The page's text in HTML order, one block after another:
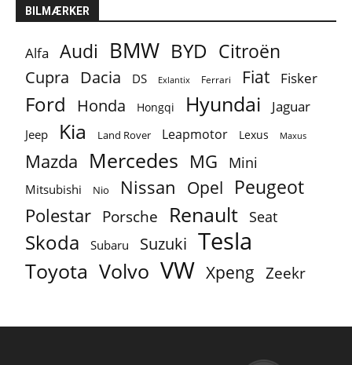
BILMÆRKER
Alfa Audi BMW BYD Citroën
Cupra Dacia DS Exlantix Ferrari Fiat Fisker
Ford Honda Hongqi Hyundai Jaguar
Jeep Kia Land Rover Leapmotor Lexus Maxus
Mazda Mercedes MG Mini
Mitsubishi Nio Nissan Opel Peugeot
Polestar Porsche Renault Seat
Skoda Subaru Suzuki Tesla
Toyota Volvo VW Xpeng Zeekr